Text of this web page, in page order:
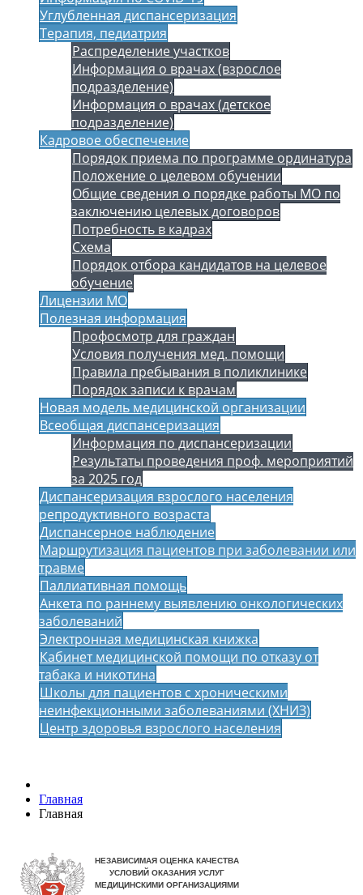
Углубленная диспансеризация
Терапия, педиатрия
Распределение участков
Информация о врачах (взрослое
подразделение)
Информация о врачах (детское
подразделение)
Кадровое обеспечение
Порядок приема по программе ординатура
Положение о целевом обучении
Общие сведения о порядке работы МО по
заключению целевых договоров
Потребность в кадрах
Схема
Порядок отбора кандидатов на целевое
обучение
Лицензии МО
Полезная информация
Профосмотр для граждан
Условия получения мед. помощи
Правила пребывания в поликлинике
Порядок записи к врачам
Новая модель медицинской организации
Всеобщая диспансеризация
Информация по диспансеризации
Результаты проведения проф. мероприятий
за 2025 год
Диспансеризация взрослого населения
репродуктивного возраста
Диспансерное наблюдение
Маршрутизация пациентов при заболевании или
травме
Паллиативная помощь
Анкета по раннему выявлению онкологических
заболеваний
Электронная медицинская книжка
Кабинет медицинской помощи по отказу от
табака и никотина
Школы для пациентов с хроническими
неинфекционными заболеваниями (ХНИЗ)
Центр здоровья взрослого населения
Главная
Главная